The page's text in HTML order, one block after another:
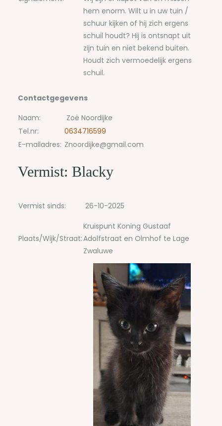
hem enorm. Wilt u in uw tuin /
schuur kijken of hij zich ergens
schuil houdt? Hij is ontsnapt uit
zijn tuin en niet bekend buiten.
Houdt zich vermoedelijk ergens
schuil.
Contactgegevens
Naam:
Zoë Noordijke
Tel.nr:
0634716599
E-mailadres: Znoordijke@gmail.com
Vermist: Blacky
Vermist sinds: 26-10-2025
Plaats/Wijk/Straat:
Kruispunt Koning Gustaaf
Adolfstraat en Olmhof te Lage
Zwaluwe